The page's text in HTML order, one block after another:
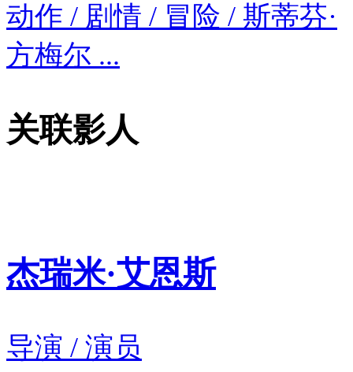
动作 / 剧情 / 冒险 / 斯蒂芬·
方梅尔 ...
关联影人
杰瑞米·艾恩斯
导演 / 演员